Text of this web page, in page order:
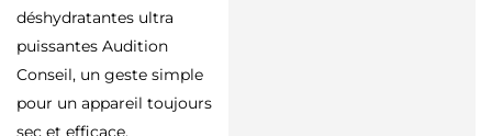
déshydratantes ultra
puissantes Audition
Conseil, un geste simple
pour un appareil toujours
sec et efficace.